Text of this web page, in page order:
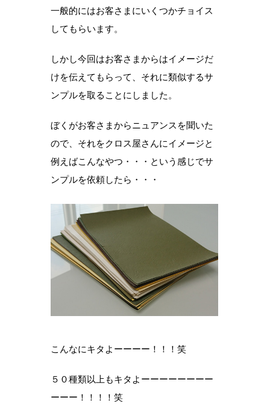
一般的にはお客さまにいくつかチョイス
してもらいます。
しかし今回はお客さまからはイメージだ
けを伝えてもらって、それに類似するサ
ンプルを取ることにしました。
ぼくがお客さまからニュアンスを聞いた
ので、それをクロス屋さんにイメージと
例えばこんなやつ・・・という感じでサ
ンプルを依頼したら・・・
こんなにキタよーーーー！！！笑
５０種類以上もキタよーーーーーーーー
ーーー！！！！笑